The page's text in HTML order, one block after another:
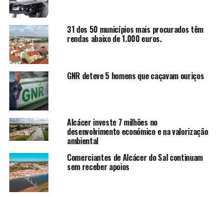
31 dos 50 municípios mais procurados têm
rendas abaixo de 1.000 euros.
GNR deteve 5 homens que caçavam ouriços
Alcácer investe 7 milhões no
desenvolvimento económico e na valorização
ambiental
Comerciantes de Alcácer do Sal continuam
sem receber apoios